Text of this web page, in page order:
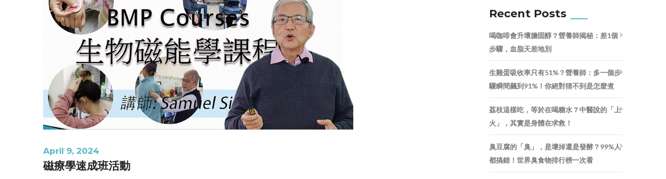
April 9, 2024
磁療學速成班活動
Recent Posts
喝咖啡會升壞膽固醇？營養師揭秘：差1個
步驟，血脂天差地別
生雞蛋吸收率只有51%？營養師：多一個步
驟瞬間飆到91%！你絕對猜不到是怎麼煮
荔枝這樣吃，等於在喝糖水？中醫說的「上
火」，其實是身體在求救！
臭豆腐的「臭」，是壞掉還是發酵？99%人
都搞錯！世界臭食物排行榜一次看